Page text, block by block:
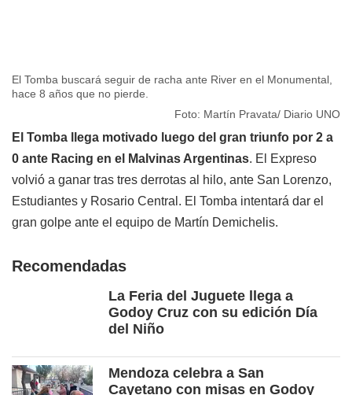
El Tomba buscará seguir de racha ante River en el Monumental,
hace 8 años que no pierde.
Foto: Martín Pravata/ Diario UNO
El Tomba llega motivado luego del gran triunfo por 2 a
0 ante Racing en el Malvinas Argentinas. El Expreso
volvió a ganar tras tres derrotas al hilo, ante San Lorenzo,
Estudiantes y Rosario Central. El Tomba intentará dar el
gran golpe ante el equipo de Martín Demichelis.
Recomendadas
La Feria del Juguete llega a
Godoy Cruz con su edición Día
del Niño
Mendoza celebra a San
Cayetano con misas en Godoy